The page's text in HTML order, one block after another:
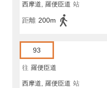
西摩道, 羅便臣道 站
距離 200m
93
往 羅便臣道
西摩道, 羅便臣道 站